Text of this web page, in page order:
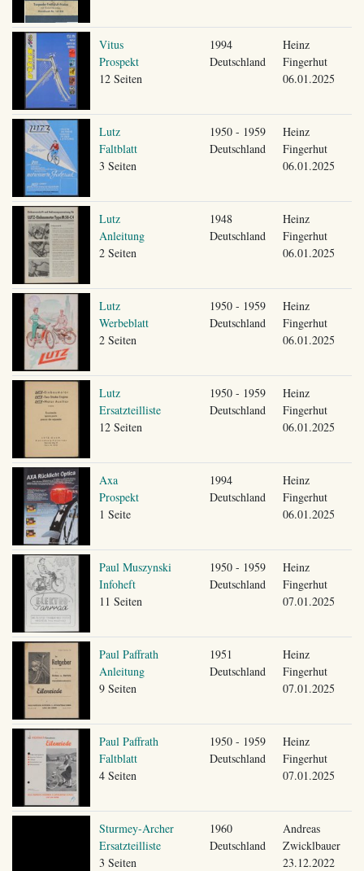
Vitus
Prospekt
12 Seiten
1994
Deutschland
Heinz
Fingerhut
06.01.2025
Lutz
Faltblatt
3 Seiten
1950 - 1959
Deutschland
Heinz
Fingerhut
06.01.2025
Lutz
Anleitung
2 Seiten
1948
Deutschland
Heinz
Fingerhut
06.01.2025
Lutz
Werbeblatt
2 Seiten
1950 - 1959
Deutschland
Heinz
Fingerhut
06.01.2025
Lutz
Ersatzteilliste
12 Seiten
1950 - 1959
Deutschland
Heinz
Fingerhut
06.01.2025
Axa
Prospekt
1 Seite
1994
Deutschland
Heinz
Fingerhut
06.01.2025
Paul Muszynski
Infoheft
11 Seiten
1950 - 1959
Deutschland
Heinz
Fingerhut
07.01.2025
Paul Paffrath
Anleitung
9 Seiten
1951
Deutschland
Heinz
Fingerhut
07.01.2025
Paul Paffrath
Faltblatt
4 Seiten
1950 - 1959
Deutschland
Heinz
Fingerhut
07.01.2025
Sturmey-Archer
Ersatzteilliste
3 Seiten
1960
Deutschland
Andreas
Zwicklbauer
23.12.2022